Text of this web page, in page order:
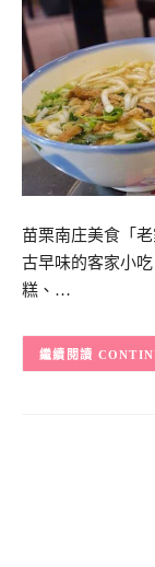
苗栗南庄美食「
古早味的客家小
糕、…